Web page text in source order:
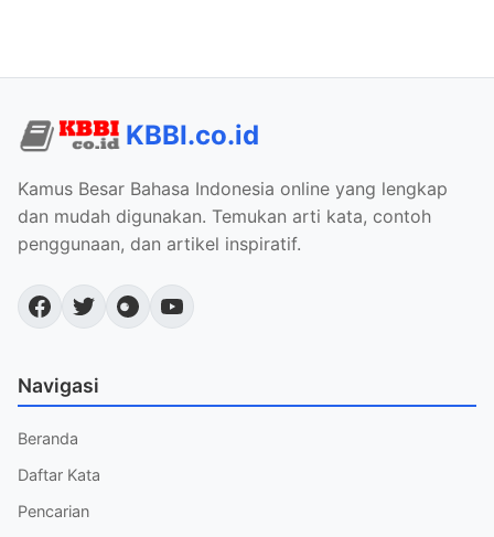
KBBI.co.id
Kamus Besar Bahasa Indonesia online yang lengkap
dan mudah digunakan. Temukan arti kata, contoh
penggunaan, dan artikel inspiratif.
Navigasi
Beranda
Daftar Kata
Pencarian